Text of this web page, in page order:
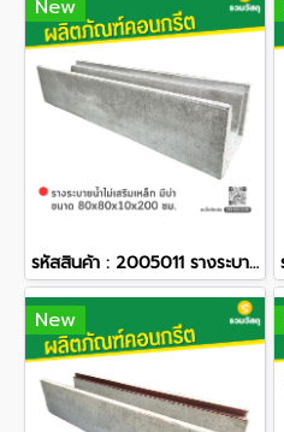
New
รหัสสินค้า : 2005011 รางระบายน้ำไม่เสริมเหล็ก มีบ่า ขนาด 80x80x10x200 ซม.
New